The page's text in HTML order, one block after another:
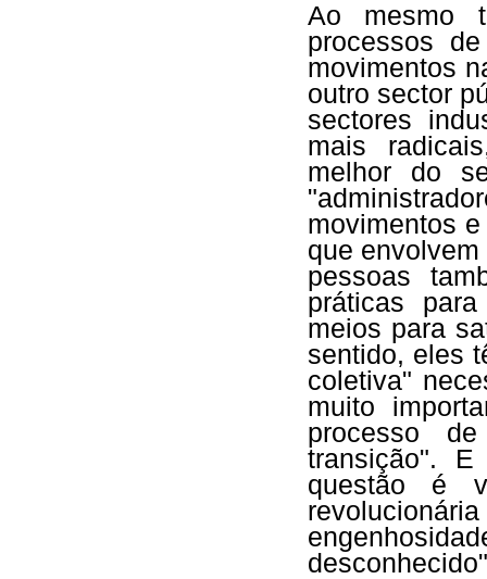
Ao mesmo
processos
movimentos
outro sector
sectores
mais
melhor do
movimentos
que
pessoas
práticas
meios para
sentido, eles
coletiva"
muito
processo
transição".
questão é